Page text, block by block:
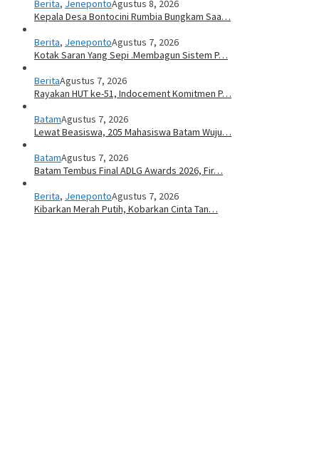
Berita, JenepontoAgustus 8, 2026
Kepala Desa Bontocini Rumbia Bungkam Saa…
Berita, JenepontoAgustus 7, 2026
Kotak Saran Yang Sepi .Membagun Sistem P…
BeritaAgustus 7, 2026
Rayakan HUT ke-51, Indocement Komitmen P…
BatamAgustus 7, 2026
Lewat Beasiswa, 205 Mahasiswa Batam Wuju…
BatamAgustus 7, 2026
Batam Tembus Final ADLG Awards 2026, Fir…
Berita, JenepontoAgustus 7, 2026
Kibarkan Merah Putih, Kobarkan Cinta Tan…